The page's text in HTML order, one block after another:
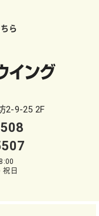
ら
2-9-25 2F
祝日